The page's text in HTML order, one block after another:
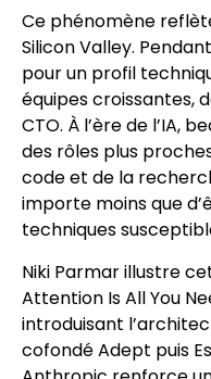
Ce phénomène
Silicon Valley.
pour un profil
équipes croissantes,
CTO. À l’ère de l’IA,
des rôles plus
code et de la
importe moins que
techniques
Niki Parmar illustre
Attention Is All You
introduisant
cofondé Adept puis